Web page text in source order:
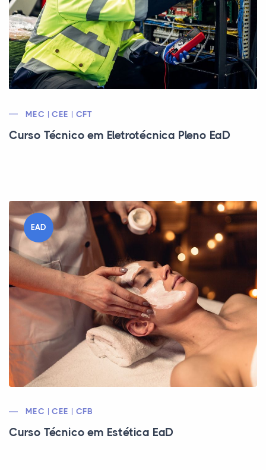
MEC | CEE | CFT
Curso Técnico em Eletrotécnica Pleno EaD
EAD
MEC | CEE | CFB
Curso Técnico em Estética EaD